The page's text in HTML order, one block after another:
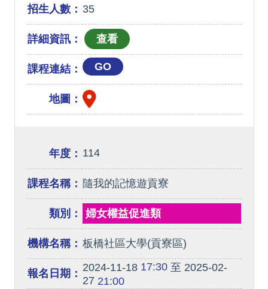
招生人數： 35
詳細資訊：
課程連結： GO
地圖：
年度： 114
課程名稱： 隨我的記憶遊貢寮
類別： 婦女權益促進類
機構名稱： 板橋社區大學(貢寮區)
報名日期： 2024-11-1817:30至 2025-02-
27 21:00